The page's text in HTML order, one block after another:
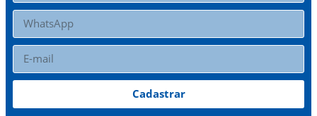
Cadastrar